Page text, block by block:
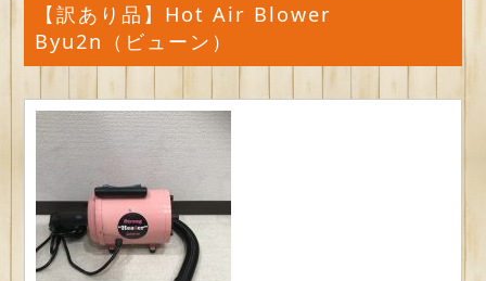
【訳あり品】Hot Air Blower
Byu2n（ビューン）